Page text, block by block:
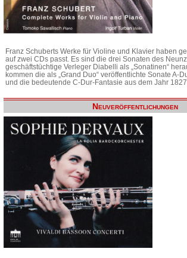
Franz Schuberts Werke für Violine und Klavier haben
auf zwei CDs passt. Es sind die drei Sonaten des
geschäftstüchtige Verleger Diabelli als „Sonatinen“
kommen die als „Grand Duo“ veröffentlichte Sonate A-
und die bedeutende C-Dur-Fantasie aus dem Jahr 1827.
Neuveröffentlichungen